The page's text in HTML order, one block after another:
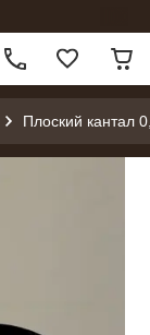
Плоский кантал